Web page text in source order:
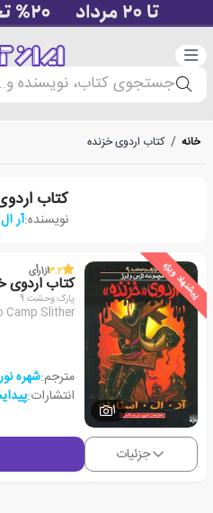
دسته‌بندی
جستجوی کتاب، نویسنده
خانه / کتاب اردوی خزنده
کتاب
نویسنده:آر
پیشنهاد ویژه
1
3.2از1رأی
کتاب اردوی
پارک وحشت 9
Camp Slither
مترجم:شهره
انتشارات:
جزئیات